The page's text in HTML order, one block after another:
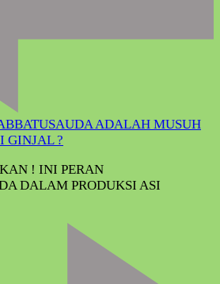
ADALAH MUSUH
GINJAL ?